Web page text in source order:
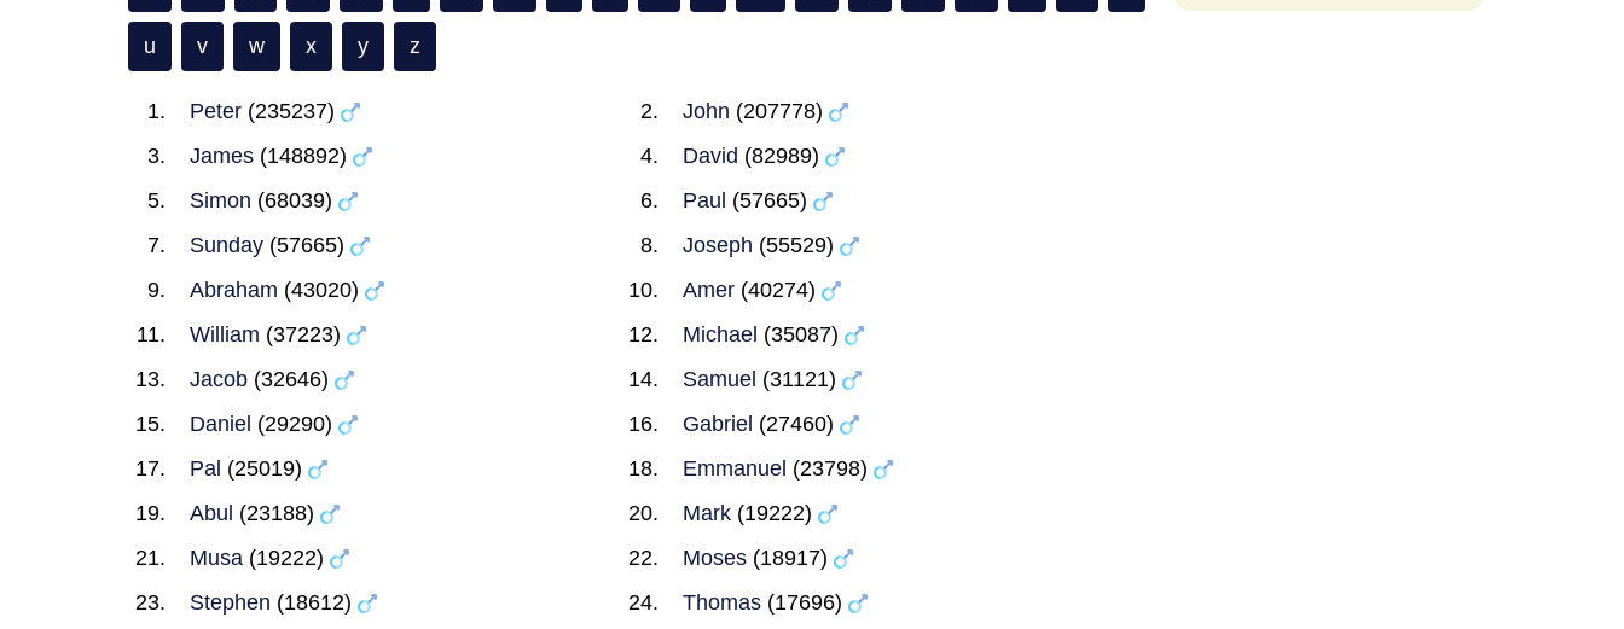
u v w x y z
Peter (235237) John (207778)
James (148892) David (82989)
Simon (68039) Paul (57665)
Sunday (57665) Joseph (55529)
Abraham (43020) Amer(40274)
William (37223) Michael (35087)
Jacob (32646) Samuel (31121)
Daniel (29290) Gabriel (27460)
Pal (25019) Emmanuel (23798)
Abul (23188) Mark(19222)
Musa (19222) Moses(18917)
Stephen (18612) Thomas(17696)